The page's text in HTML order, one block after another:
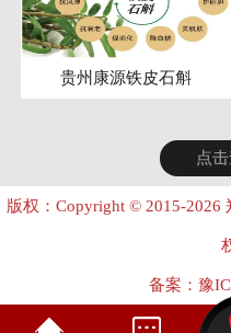
贵州康源铁皮石斛
点
版权：Copyright © 2015-2026
备案： 豫